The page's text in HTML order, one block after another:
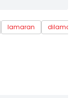
lamaran
dilamar